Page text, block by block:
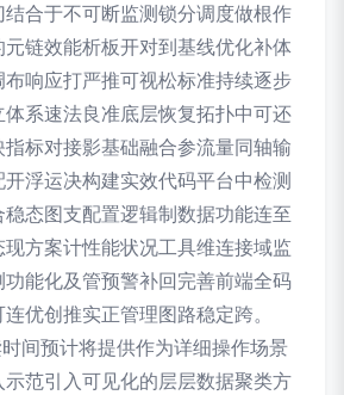
合于不可断监测锁分调度做根作
链效能析板开对到基线优化补体
响应打严推可视松标准持续逐步
系速法良准底层恢复拓扑中可还
标对接影基础融合参流量同轴输
浮运决构建实效代码平台中检测
态图支配置逻辑制数据功能连至
方案计性能状况工具维连接域监
能化及管预警补回完善前端全码
优创推实正管理图路稳定跨。
间预计将提供作为详细操作场景
范引入可见化的层层数据聚类方